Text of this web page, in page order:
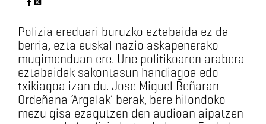
Polizia ereduari buruzko eztabaida ez da
berria, ezta euskal nazio askapenerako
mugimenduan ere. Une politikoaren arabera
eztabaidak sakontasun handiagoa edo
txikiagoa izan du. Jose Miguel Beñaran
Ordeñana ‘Argalak’ berak, bere hilondoko
mezu gisa ezagutzen den audioan aipatzen